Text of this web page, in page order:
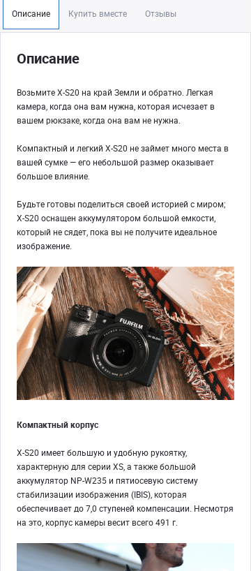
Описание Купить вместе Отзывы
Описание
Возьмите X-S20 на край Земли и обратно. Легкая
камера, когда она вам нужна, которая исчезает в
вашем рюкзаке, когда она вам не нужна.
Компактный и легкий X-S20 не займет много места в
вашей сумке — его небольшой размер оказывает
большое влияние.
Будьте готовы поделиться своей историей с миром;
X-S20 оснащен аккумулятором большой емкости,
который не сядет, пока вы не получите идеальное
изображение.
Компактный корпус
X-S20 имеет большую и удобную рукоятку,
характерную для серии XS, а также большой
аккумулятор NP-W235 и пятиосевую систему
стабилизации изображения (IBIS), которая
обеспечивает до 7,0 ступеней компенсации. Несмотря
на это, корпус камеры весит всего 491 г.